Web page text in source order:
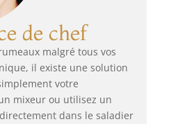
de chef
malgré tous vos
il existe une solution
votre
mixeur ou utilisez un
dans le saladier